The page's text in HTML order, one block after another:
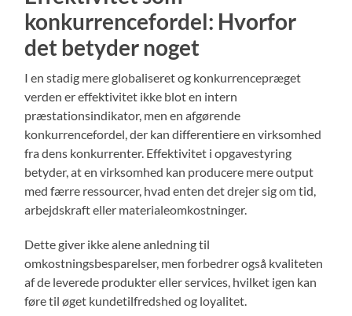
konkurrencefordel: Hvorfor
det betyder noget
I en stadig mere globaliseret og konkurrencepræget
verden er effektivitet ikke blot en intern
præstationsindikator, men en afgørende
konkurrencefordel, der kan differentiere en virksomhed
fra dens konkurrenter. Effektivitet i opgavestyring
betyder, at en virksomhed kan producere mere output
med færre ressourcer, hvad enten det drejer sig om tid,
arbejdskraft eller materialeomkostninger.
Dette giver ikke alene anledning til
omkostningsbesparelser, men forbedrer også kvaliteten
af de leverede produkter eller services, hvilket igen kan
føre til øget kundetilfredshed og loyalitet.